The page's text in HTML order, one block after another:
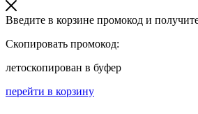
Введите в корзине промокод и
Скопировать промокод:
летоскопирован в буфер
перейти в корзину